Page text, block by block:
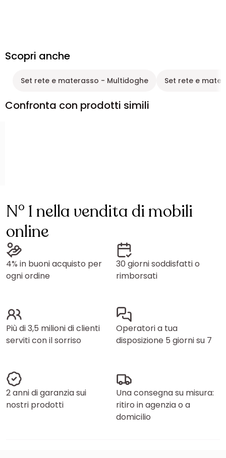
Scopri anche
Set rete e materasso - Multidoghe Set rete e
Confronta con prodotti simili
N° 1 nella vendita di mobili
online
4% in buoni acquisto per
ogni ordine
30 giorni soddisfatti o
rimborsati
Più di 3,5 milioni di clienti
serviti con il sorriso
Operatori a tua
disposizione 5 giorni su 7
2 anni di garanzia sui
nostri prodotti
Una consegna su misura:
ritiro in agenzia o a
domicilio